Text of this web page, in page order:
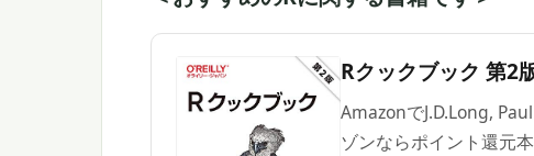
Rクックブック 第2
AmazonでJ.D.Long,
ゾンならポイント還元